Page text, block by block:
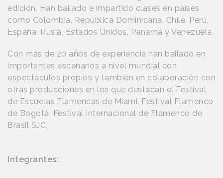
edición. Han bailado e impartido clases en países
como Colombia, República Dominicana, Chile, Perú,
España, Rusia, Estados Unidos, Panamá y Venezuela.
Con más de 20 años de experiencia han bailado en
importantes escenarios a nivel mundial con
espectáculos propios y también en colaboración con
otras producciones en los que destacan el Festival
de Escuelas Flamencas de Miami, Festival Flamenco
de Bogotá, Festival Internacional de Flamenco de
Brasil SJC,
Integrantes: